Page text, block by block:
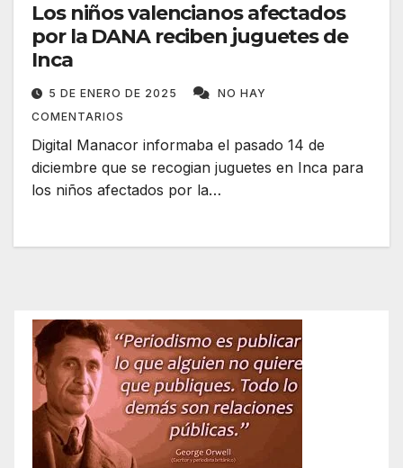
Los niños valencianos afectados
por la DANA reciben juguetes de
Inca
5 DE ENERO DE 2025
NO HAY
COMENTARIOS
Digital Manacor informaba el pasado 14 de
diciembre que se recogian juguetes en Inca para
los niños afectados por la…